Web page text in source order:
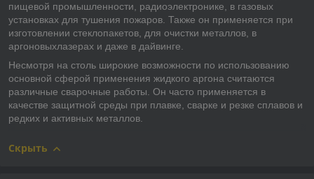
пищевой промышленности, радиоэлектронике, в газовых
установках для тушения пожаров. Также он применяется при
изготовлении стеклопакетов, для очистки металлов, в
аргоновыхлазерах и даже в дайвинге.
Несмотря на столь широкие возможности по использованию
основной сферой применения жидкого аргона считаются
различные сварочные работы. Он часто применяется в
качестве защитной среды при плавке, сварке и резке сплавов и
редких и активных металлов.
Скрыть